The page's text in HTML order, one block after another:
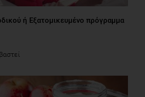
ή Εξατομικευμένο πρόγραμμα